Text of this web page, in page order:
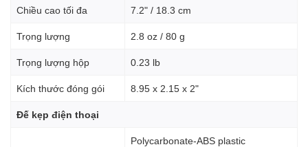
Chiều cao tối đa 7.2" / 18.3 cm
Trọng lượng 2.8 oz / 80 g
Trọng lượng hộp 0.23 lb
Kích thước đóng gói 8.95 x 2.15 x 2"
Đế kẹp điện thoại
Polycarbonate-ABS plastic